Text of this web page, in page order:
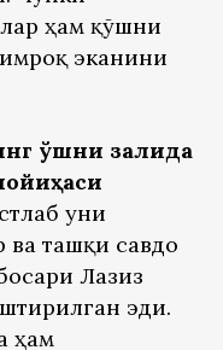
ҳам қўшни
эканини
қўшни залида
уни
ва ташқи савдо
Лазиз
эди.
ҳам